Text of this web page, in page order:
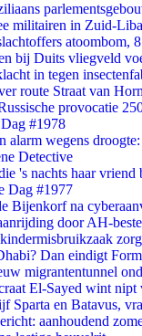
militairen in Zuid-
atoombom,
bij Duits vliegveld
in tegen
route Straat van
provocatie
#1978
alarm wegens
Detective
's nachts haar vriend
Dag #1977
Bijenkorf na
door AH-
Dan eindigt
migrantentunnel
El-Sayed wint
Sparta en Batavus,
aanhoudend